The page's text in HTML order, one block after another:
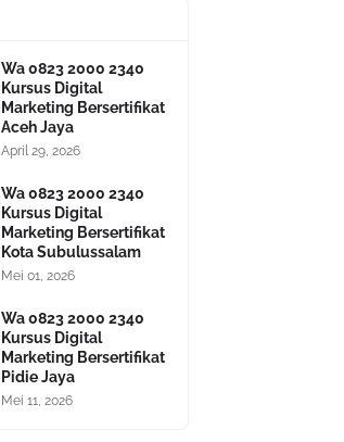
Wa 0823 2000 2340
Kursus Digital
Marketing Bersertifikat
Aceh Jaya
April 29, 2026
Wa 0823 2000 2340
Kursus Digital
Marketing Bersertifikat
Kota Subulussalam
Mei 01, 2026
Wa 0823 2000 2340
Kursus Digital
Marketing Bersertifikat
Pidie Jaya
Mei 11, 2026